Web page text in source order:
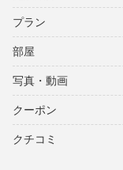
プラン
部屋
写真・動画
クーポン
クチコミ